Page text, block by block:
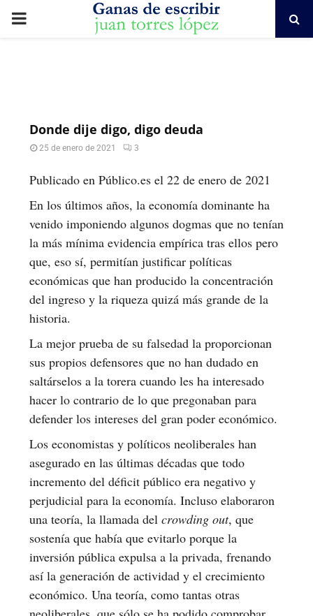
PRIMARY
Donde dije digo, digo deuda
25 de enero de 2021 3
Publicado en Público.es el 22 de enero de 2021
En los últimos años, la economía dominante ha
venido imponiendo algunos dogmas que no tenían
la más mínima evidencia empírica tras ellos pero
que, eso sí, permitían justificar políticas
económicas que han producido la concentración
del ingreso y la riqueza quizá más grande de la
historia.
La mejor prueba de su falsedad la proporcionan
sus propios defensores que no han dudado en
saltárselos a la torera cuando les ha interesado
hacer lo contrario de lo que pregonaban para
defender los intereses del gran poder económico.
Los economistas y políticos neoliberales han
asegurado en las últimas décadas que todo
incremento del déficit público era negativo y
perjudicial para la economía. Incluso elaboraron
una teoría, la llamada del crowding out, que
sostenía que había que evitarlo porque la
inversión pública expulsa a la privada, frenando
así la generación de actividad y el crecimiento
económico. Una teoría, como tantas otras